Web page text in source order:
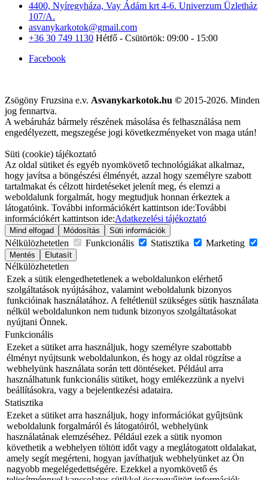
4400, Nyíregyháza, Vay Ádám krt 4-6. Univerzum Üzletház
107/A.
asvanykarkotok@gmail.com
+36 30 749 1130 Hétfő - Csütörtök: 09:00 - 15:00
Facebook
Zsögöny Fruzsina e.v. Asvanykarkotok.hu © 2015-2026. Minden
jog fennartva.
A webáruház bármely részének másolása és felhasználása nem
engedélyezett, megszegése jogi következményeket von maga után!
Süti (cookie) tájékoztató
Az oldal sütiket és egyéb nyomkövető technológiákat alkalmaz,
hogy javítsa a böngészési élményét, azzal hogy személyre szabott
tartalmakat és célzott hirdetéseket jelenít meg, és elemzi a
weboldalunk forgalmát, hogy megtudjuk honnan érkeztek a
látogatóink. További információkért kattintson ide:További
információkért kattintson ide:Adatkezelési tájékoztató
Mind elfogad Módosítás Süti információk
Nélkülözhetetlen Funkcionális Statisztika Marketing
Mentés Elutasít
Nélkülözhetetlen
Ezek a sütik elengedhetetlenek a weboldalunkon elérhető
szolgáltatások nyújtásához, valamint weboldalunk bizonyos
funkcióinak használatához. A feltétlenül szükséges sütik használata
nélkül weboldalunkon nem tudunk bizonyos szolgáltatásokat
nyújtani Önnek.
Funkcionális
Ezeket a sütiket arra használjuk, hogy személyre szabottabb
élményt nyújtsunk weboldalunkon, és hogy az oldal rögzítse a
webhelyünk használata során tett döntéseket. Például arra
használhatunk funkcionális sütiket, hogy emlékezzünk a nyelvi
beállításokra, vagy a bejelentkezési adataira.
Statisztika
Ezeket a sütiket arra használjuk, hogy információkat gyűjtsünk
weboldalunk forgalmáról és látogatóiról, webhelyünk
használatának elemzéséhez. Például ezek a sütik nyomon
követhetik a webhelyen töltött időt vagy a meglátogatott oldalakat,
amely segít megérteni, hogyan javíthatjuk webhelyünket az Ön
nagyobb megelégedettségére. Ezekkel a nyomkövető és